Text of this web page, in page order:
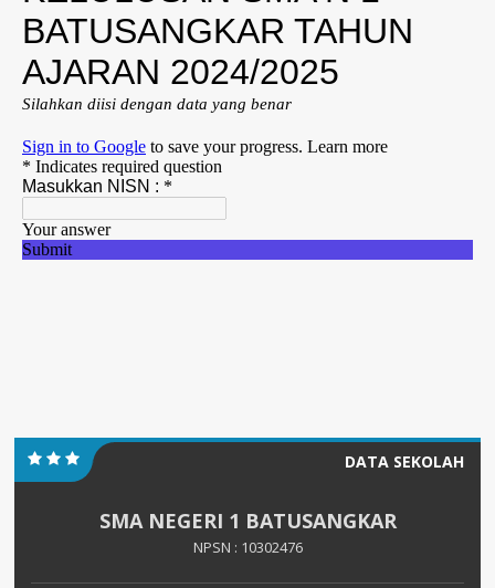
DATA SEKOLAH
SMA NEGERI 1 BATUSANGKAR
NPSN : 10302476